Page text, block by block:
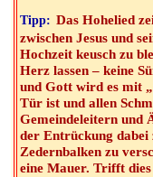
Tipp: Das Hohelied
zwischen Jesus und
Hochzeit keusch zu
Herz lassen – keine
und Gott wird es mit
Tür ist und allen
Gemeindeleitern und
der Entrückung
Zedernbalken zu
eine Mauer. Trifft